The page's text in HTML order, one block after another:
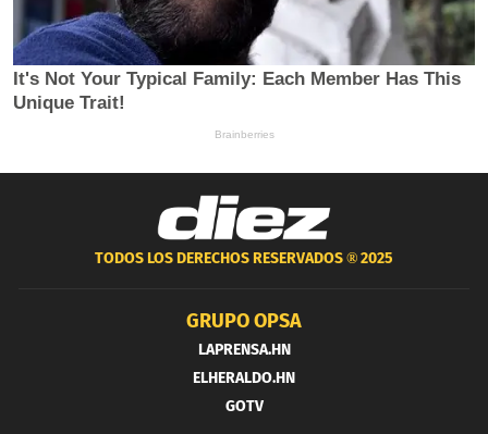
TODOS LOS DERECHOS RESERVADOS ®2025
GRUPO OPSA
LAPRENSA.HN
ELHERALDO.HN
GOTV